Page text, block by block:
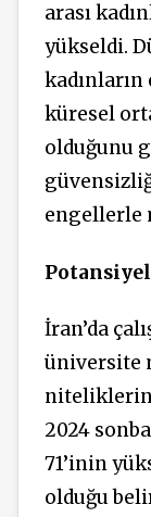
arası
yükseldi.
küresel
olduğunu
engellerle
İran’da
üniversite
2024
71’inin
olduğu